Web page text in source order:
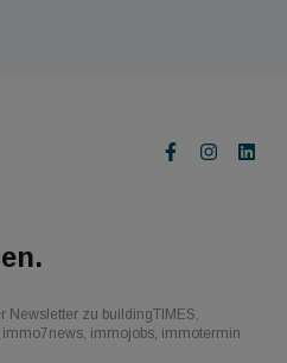
Newsletter zu buildingTIMES,
immojobs, immotermin